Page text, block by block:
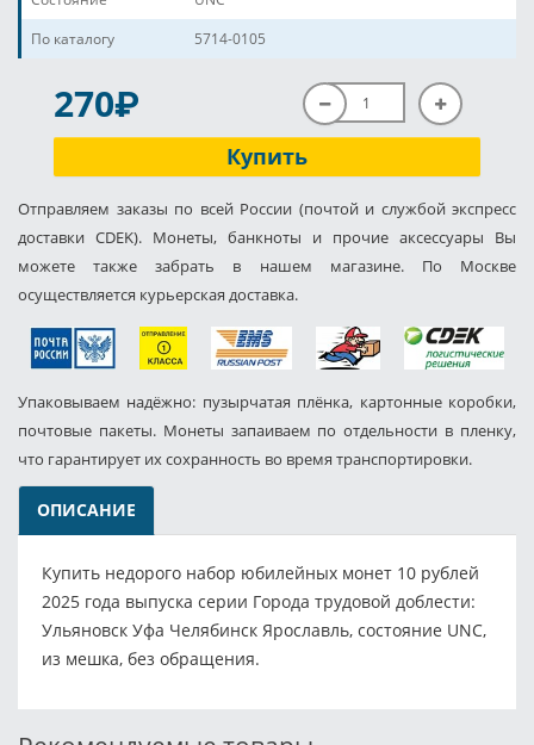
По каталогу
5714-0105
270P
Купить
Отправляем заказы по всей России (почтой и службой экспресс
доставки CDEK). Монеты, банкноты и прочие аксессуары Вы
можете также забрать в нашем магазине. По Москве
осуществляется курьерская доставка.
Упаковываем надёжно: пузырчатая плёнка, картонные коробки,
почтовые пакеты. Монеты запаиваем по отдельности в пленку,
что гарантирует их сохранность во время транспортировки.
ОПИСАНИЕ
Купить недорого набор юбилейных монет 10 рублей
2025 года выпуска серии Города трудовой доблести:
Ульяновск Уфа Челябинск Ярославль, состояние UNC,
из мешка, без обращения.